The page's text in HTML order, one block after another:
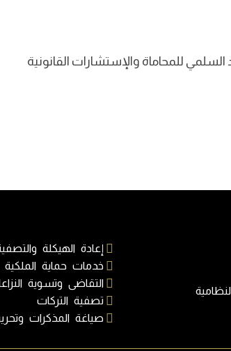
إعادة الهيكلة
خدمات حماية الملكية
التقاضى وتسوية
تصفية التركات
صياغة المذكرات